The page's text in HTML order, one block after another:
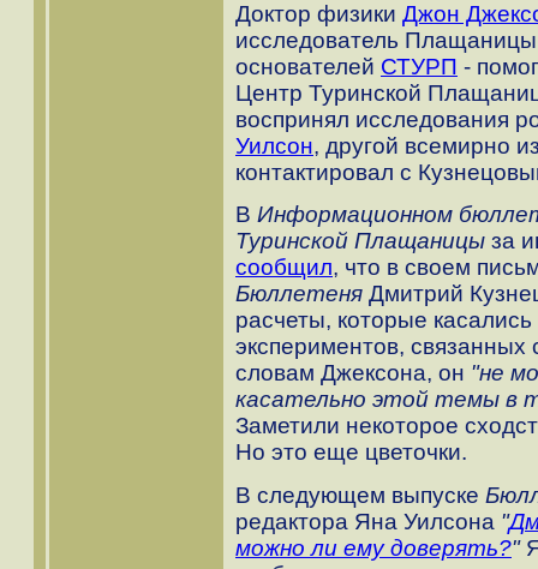
Доктор физики Джон
исследователь
основателей СТУРП -
Центр Туринской
воспринял исследования
Уилсон, другой всемирно
контактировал с
В Информационном
Туринской Плащаницы за
сообщил, что в своем
Бюллетеня Дмитрий
расчеты, которые
экспериментов,
словам Джексона, он "не
касательно этой темы в
Заметили некоторое
Но это еще цветочки.
В следующем выпуске
редактора Яна Уилсона "
можно ли ему доверять?"Я